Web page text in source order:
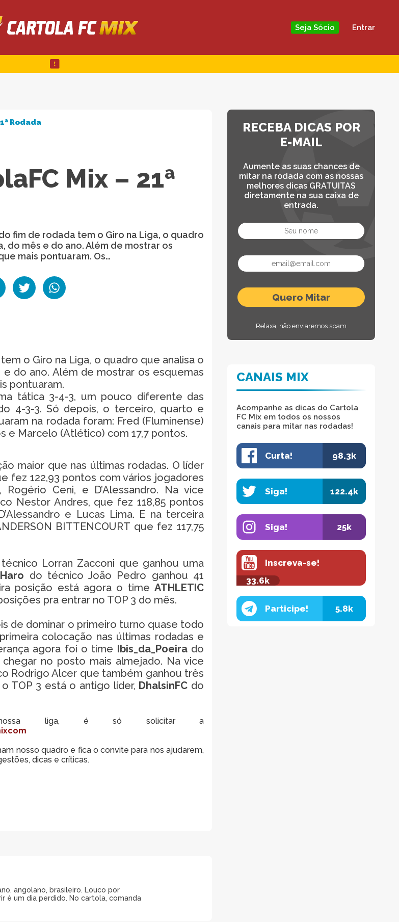
Seja Sócio Entrar
Rodada
Mix – 21ª
fim de rodada tem o Giro na Liga, o quadro
do mês e do ano. Além de mostrar os
mais pontuaram. Os…
o Giro na Liga, o quadro que analisa o
do ano. Além de mostrar os esquemas
pontuaram.
tática 3-4-3, um pouco diferente das
4-3-3. Só depois, o terceiro, quarto e
na rodada foram: Fred (Fluminense)
e Marcelo (Atlético) com 17,7 pontos.
maior que nas últimas rodadas. O líder
fez 122,93 pontos com vários jogadores
Ceni, e D’Alessandro. Na vice
Nestor Andres, que fez 118,85 pontos
e Lucas Lima. E na terceira
BITTENCOURT que fez 117,75
Lorran Zacconi que ganhou uma
do técnico João Pedro ganhou 41
posição está agora o time ATHLETIC
pra entrar no TOP 3 do mês.
de dominar o primeiro turno quase todo
colocação nas últimas rodadas e
agora foi o time Ibis_da_Poeira do
no posto mais almejado. Na vice
Rodrigo Alcer que também ganhou três
TOP 3 está o antigo líder, DhalsinFC do
liga, é só solicitar a
nosso quadro e fica o convite para nos ajudarem,
dicas e críticas.
angolano, brasileiro. Louco por
é um dia perdido. No cartola, comanda
RECEBA DICAS POR
E-MAIL
Aumente as suas chances de
mitar na rodada com as nossas
melhores dicas GRATUITAS
diretamente na sua caixa de
entrada.
Relaxa, não enviaremos spam
CANAIS MIX
Acompanhe as dicas do Cartola
FC Mix em todos os nossos
canais para mitar nas rodadas!
Curta! 98.3k
Siga! 122.4k
Siga! 25k
Inscreva-se!
33.6k
Participe! 5.8k